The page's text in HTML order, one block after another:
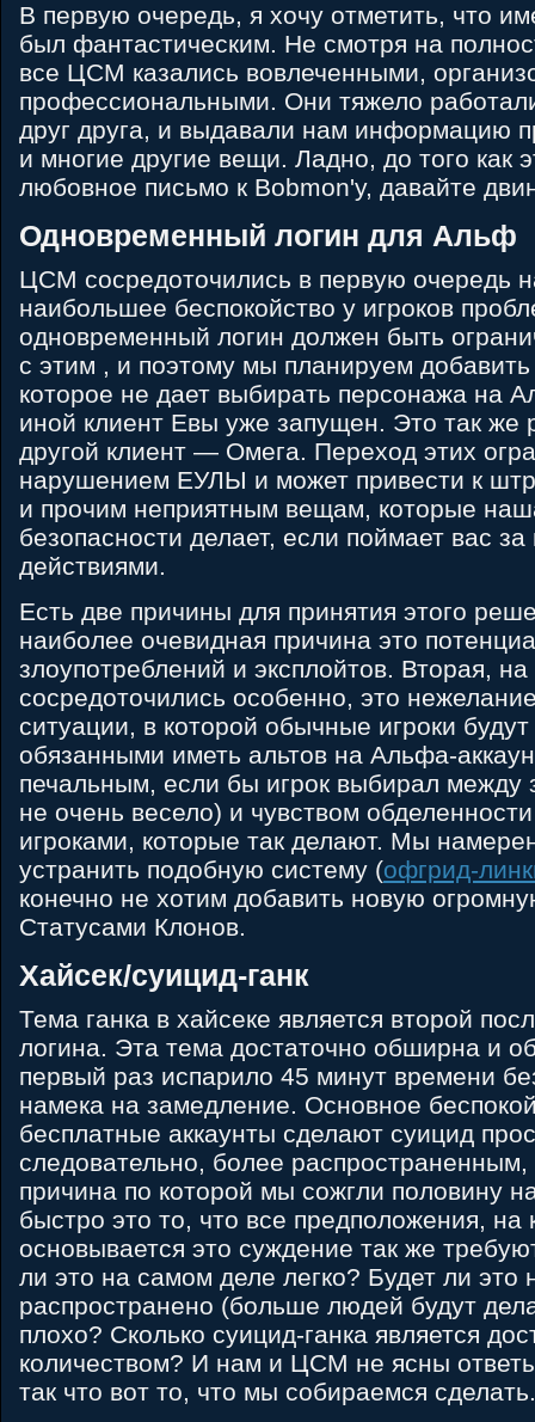
В первую очередь, я хочу отметить, что
был фантастическим. Не смотря на
все ЦСМ казались вовлеченными,
профессиональными. Они тяжело
друг друга, и выдавали нам информацию
и многие другие вещи. Ладно, до того как
любовное письмо к Bobmon'у, давайте
Одновременный логин для Альф
ЦСМ сосредоточились в первую очередь
наибольшее беспокойство у игроков
одновременный логин должен быть
с этим , и поэтому мы планируем
которое не дает выбирать персонажа на
иной клиент Евы уже запущен. Это так же
другой клиент — Омега. Переход этих
нарушением ЕУЛЫ и может привести к
и прочим неприятным вещам, которые
безопасности делает, если поймает вас
действиями.
Есть две причины для принятия этого
наиболее очевидная причина это
злоупотреблений и эксплойтов. Вторая,
сосредоточились особенно, это
ситуации, в которой обычные игроки будут
обязанными иметь альтов на Альфа-
печальным, если бы игрок выбирал между
не очень весело) и чувством
игроками, которые так делают. Мы
устранить подобную систему (офгрид-
конечно не хотим добавить новую
Статусами Клонов.
Хайсек/суицид-ганк
Тема ганка в хайсеке является второй
логина. Эта тема достаточно обширна и
первый раз испарило 45 минут времени
намека на замедление. Основное
бесплатные аккаунты сделают суицид
следовательно, более
причина по которой мы сожгли половину
быстро это то, что все предположения, на
основывается это суждение так же
ли это на самом деле легко? Будет ли это
распространено (больше людей будут
плохо? Сколько суицид-ганка является
количеством? И нам и ЦСМ не ясны
так что вот то, что мы собираемся сделать.